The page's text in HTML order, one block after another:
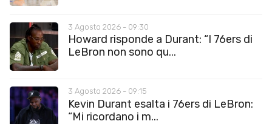
3 Agosto 2026 - 09:30
Howard risponde a Durant: “I 76ers di
LeBron non sono qu...
3 Agosto 2026 - 09:15
Kevin Durant esalta i 76ers di LeBron:
“Mi ricordano i m...